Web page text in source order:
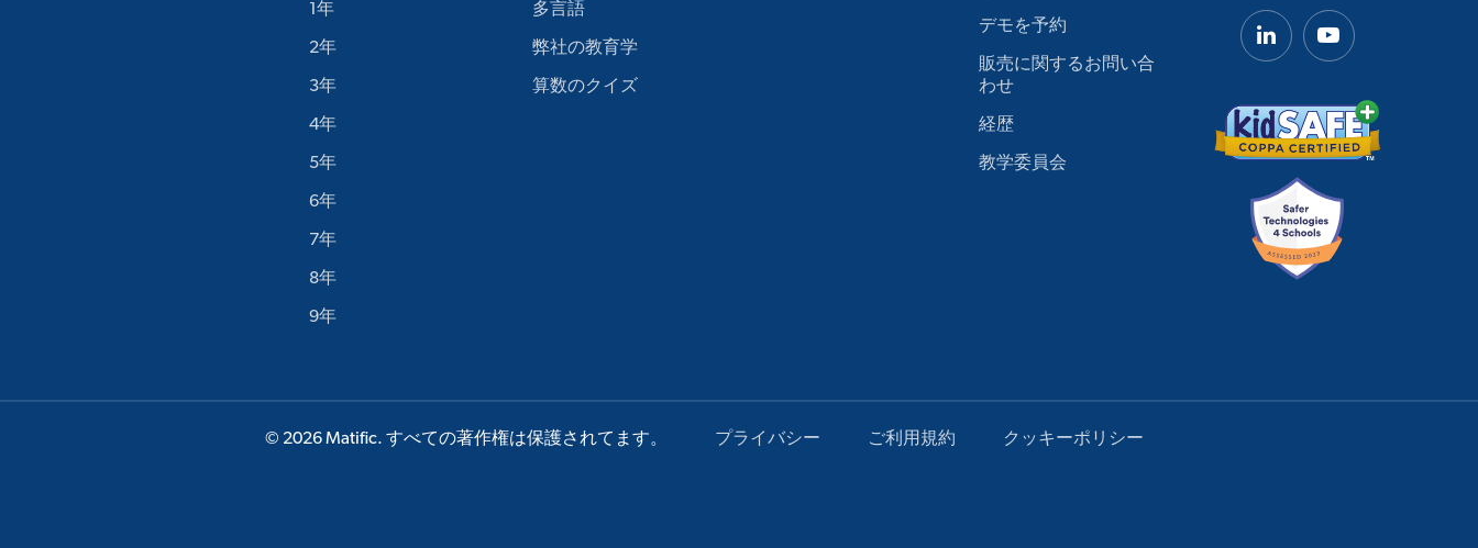
1年
2年
3年
4年
5年
6年
7年
8年
9年
多言語
弊社の教育学
算数のクイズ
デモを予約
販売に関するお問い合
わせ
経歴
教学委員会
© 2026 Matific. すべての著作権は保護されてます。 プライバシー ご利用規約 クッキーポリシー